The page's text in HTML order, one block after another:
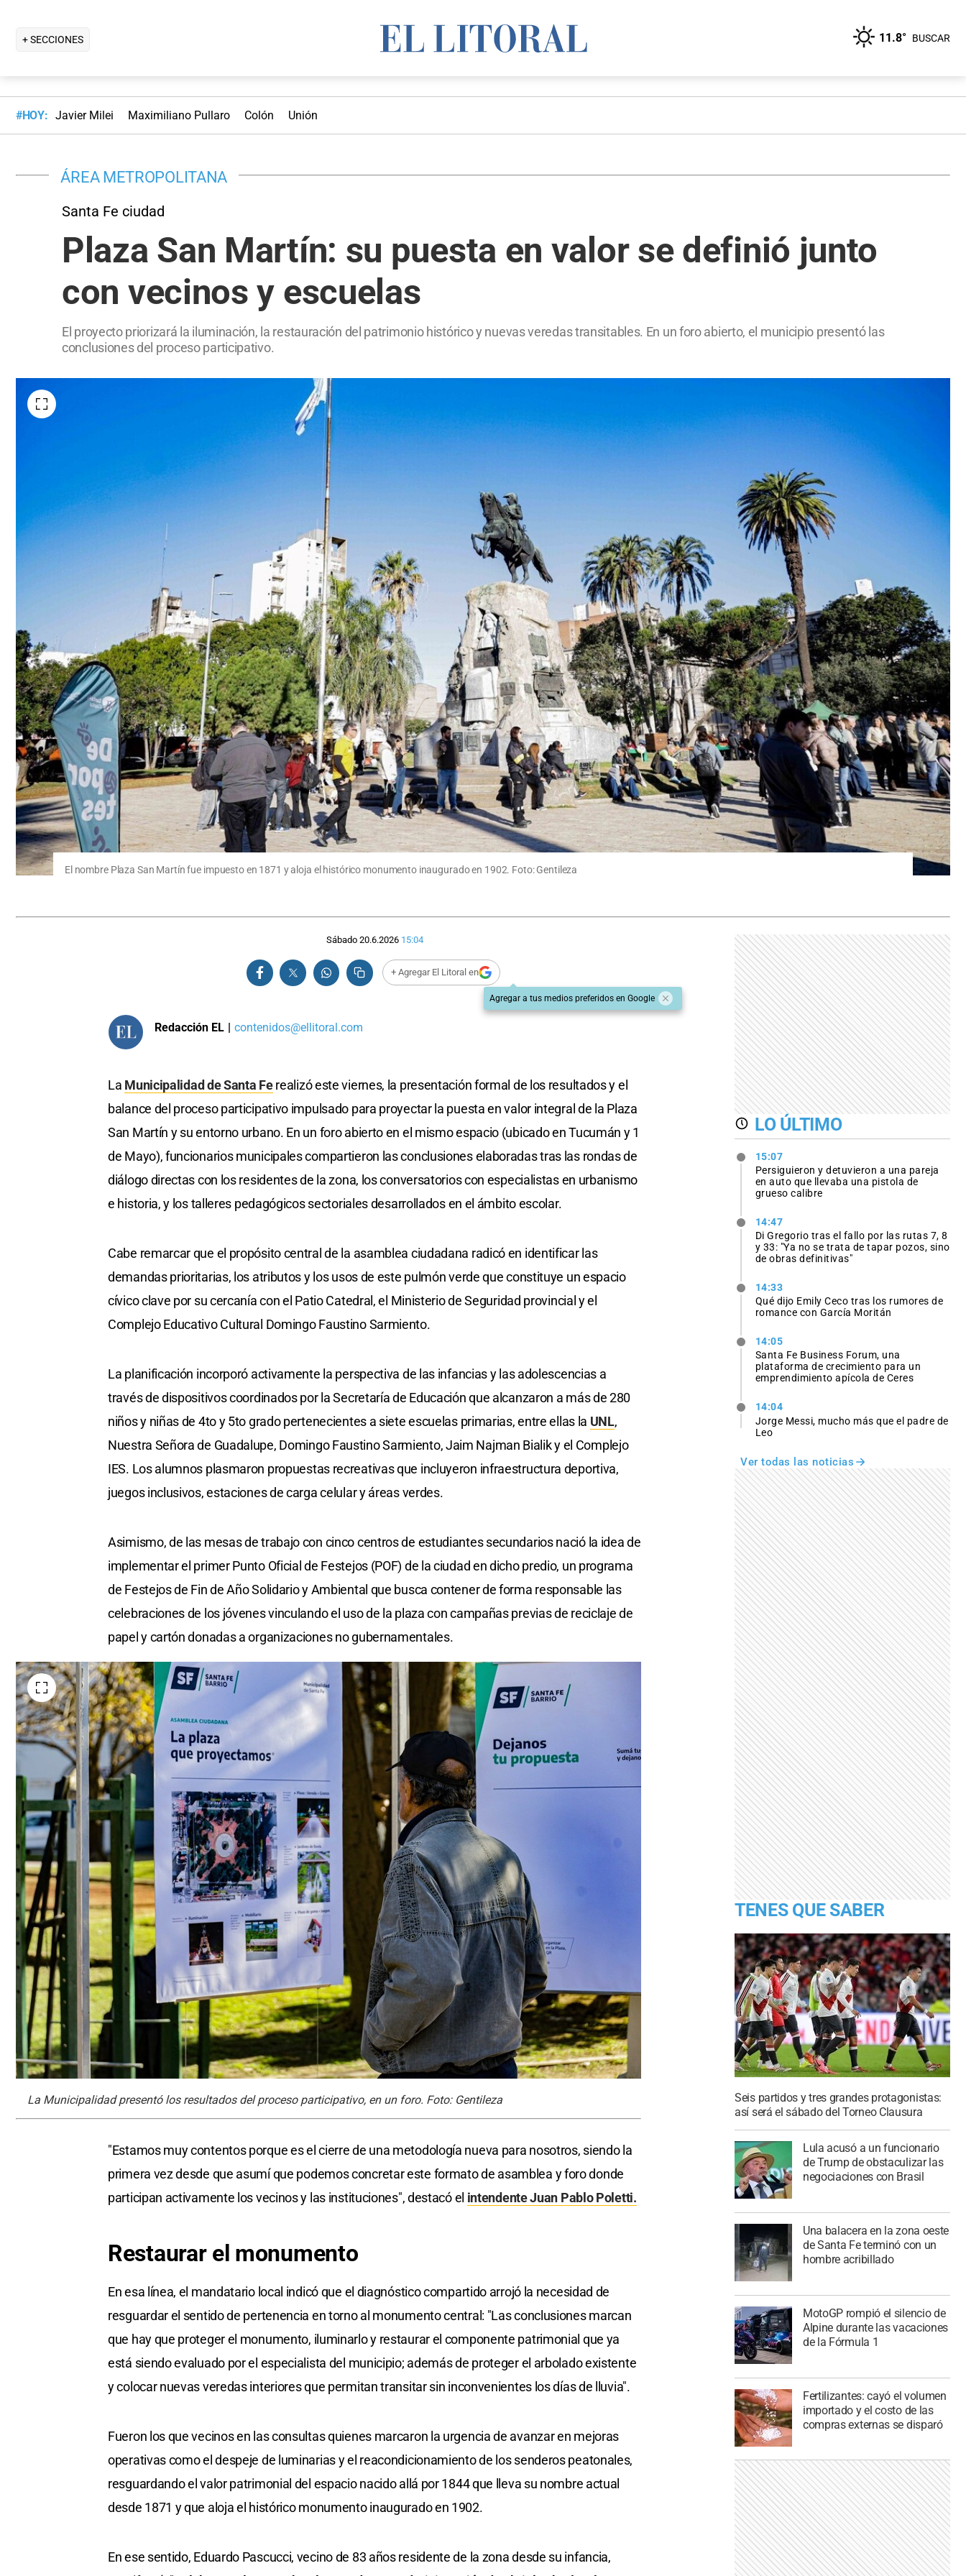
+ SECCIONES 11.8° BUSCAR
#HOY: Javier Milei Maximiliano Pullaro Colón Unión
ÁREA METROPOLITANA
Santa Fe ciudad
Plaza San Martín: su puesta en valor se definió junto
con vecinos y escuelas
El proyecto priorizará la iluminación, la restauración del patrimonio histórico y nuevas veredas transitables. En un foro abierto, el municipio presentó las
conclusiones del proceso participativo.
El nombre Plaza San Martín fue impuesto en 1871 y aloja el histórico monumento inaugurado en 1902. Foto: Gentileza
Sábado 20.6.2026 15:04
+ Agregar El Litoral en
Agregar a tus medios preferidos en Google
Redacción EL | contenidos@ellitoral.com
La Municipalidad de Santa Ferealizó este viernes, la presentación formal de los resultados y el
balance del proceso participativo impulsado para proyectar la puesta en valor integral de la Plaza
San Martín y su entorno urbano. En un foro abierto en el mismo espacio (ubicado en Tucumán y 1
de Mayo), funcionarios municipales compartieron las conclusiones elaboradas tras las rondas de
diálogo directas con los residentes de la zona, los conversatorios con especialistas en urbanismo
e historia, y los talleres pedagógicos sectoriales desarrollados en el ámbito escolar.
Cabe remarcar que el propósito central de la asamblea ciudadana radicó en identificar las
demandas prioritarias, los atributos y los usos de este pulmón verde que constituye un espacio
cívico clave por su cercanía con el Patio Catedral, el Ministerio de Seguridad provincial y el
Complejo Educativo Cultural Domingo Faustino Sarmiento.
La planificación incorporó activamente la perspectiva de las infancias y las adolescencias a
través de dispositivos coordinados por la Secretaría de Educación que alcanzaron a más de 280
niños y niñas de 4to y 5to grado pertenecientes a siete escuelas primarias, entre ellas la UNL,
Nuestra Señora de Guadalupe, Domingo Faustino Sarmiento, Jaim Najman Bialik y el Complejo
IES. Los alumnos plasmaron propuestas recreativas que incluyeron infraestructura deportiva,
juegos inclusivos, estaciones de carga celular y áreas verdes.
Asimismo, de las mesas de trabajo con cinco centros de estudiantes secundarios nació la idea de
implementar el primer Punto Oficial de Festejos (POF) de la ciudad en dicho predio, un programa
de Festejos de Fin de Año Solidario y Ambiental que busca contener de forma responsable las
celebraciones de los jóvenes vinculando el uso de la plaza con campañas previas de reciclaje de
papel y cartón donadas a organizaciones no gubernamentales.
La Municipalidad presentó los resultados del proceso participativo, en un foro. Foto: Gentileza
"Estamos muy contentos porque es el cierre de una metodología nueva para nosotros, siendo la
primera vez desde que asumí que podemos concretar este formato de asamblea y foro donde
participan activamente los vecinos y las instituciones", destacó el intendente Juan Pablo Poletti.
Restaurar el monumento
En esa línea, el mandatario local indicó que el diagnóstico compartido arrojó la necesidad de
resguardar el sentido de pertenencia en torno al monumento central: "Las conclusiones marcan
que hay que proteger el monumento, iluminarlo y restaurar el componente patrimonial que ya
está siendo evaluado por el especialista del municipio; además de proteger el arbolado existente
y colocar nuevas veredas interiores que permitan transitar sin inconvenientes los días de lluvia".
Fueron los que vecinos en las consultas quienes marcaron la urgencia de avanzar en mejoras
operativas como el despeje de luminarias y el reacondicionamiento de los senderos peatonales,
resguardando el valor patrimonial del espacio nacido allá por 1844 que lleva su nombre actual
desde 1871 y que aloja el histórico monumento inaugurado en 1902.
En ese sentido, Eduardo Pascucci, vecino de 83 años residente de la zona desde su infancia,
LO ÚLTIMO
15:07
Persiguieron y detuvieron a una pareja
en auto que llevaba una pistola de
grueso calibre
14:47
Di Gregorio tras el fallo por las rutas 7, 8
y 33: "Ya no se trata de tapar pozos, sino
de obras definitivas"
14:33
Qué dijo Emily Ceco tras los rumores de
romance con García Moritán
14:05
Santa Fe Business Forum, una
plataforma de crecimiento para un
emprendimiento apícola de Ceres
14:04
Jorge Messi, mucho más que el padre de
Leo
Ver todas las noticias
TENES QUE SABER
Seis partidos y tres grandes protagonistas:
así será el sábado del Torneo Clausura
Lula acusó a un funcionario
de Trump de obstaculizar las
negociaciones con Brasil
Una balacera en la zona oeste
de Santa Fe terminó con un
hombre acribillado
MotoGP rompió el silencio de
Alpine durante las vacaciones
de la Fórmula 1
Fertilizantes: cayó el volumen
importado y el costo de las
compras externas se disparó